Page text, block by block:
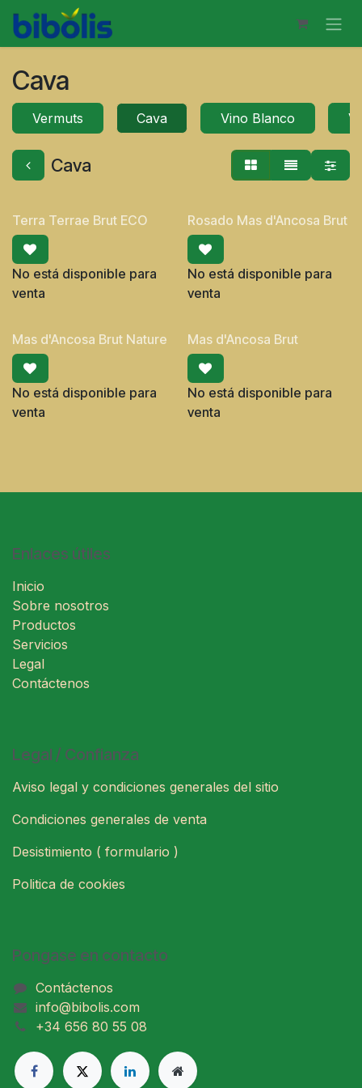
Ir al contenido
Cava
Vermuts Cava Vino Blanco
Cava
Terra Terrae Brut ECO
No está disponible para
venta
Rosado Mas d'Ancosa Brut
No está disponible para
venta
Mas d'Ancosa Brut Nature
No está disponible para
venta
Mas d'Ancosa Brut
No está disponible para
venta
Enlaces útiles
Inicio
Sobre nosotros
Productos
Servicios
Legal
Contáctenos
Legal / Confianza
Aviso legal y condiciones generales del sitio
Condiciones generales de venta
Desistimiento ( formulario )
Politica de cookies
Pongase en contacto
Contáctenos
info@bibolis.com
+34 656 80 55 08